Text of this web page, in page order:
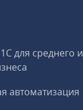
для среднего и
автоматизация